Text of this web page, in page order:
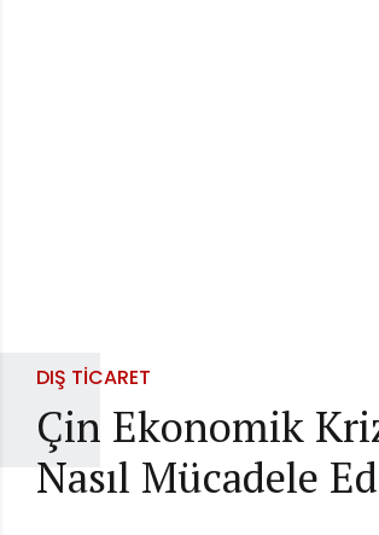
DIŞ TICARET
Çin Ekonomik
Nasıl Mücadele